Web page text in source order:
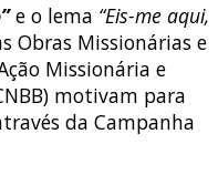
e o lema “Eis-me aqui,
Obras Missionárias e
Missionária e
motivam para
da Campanha